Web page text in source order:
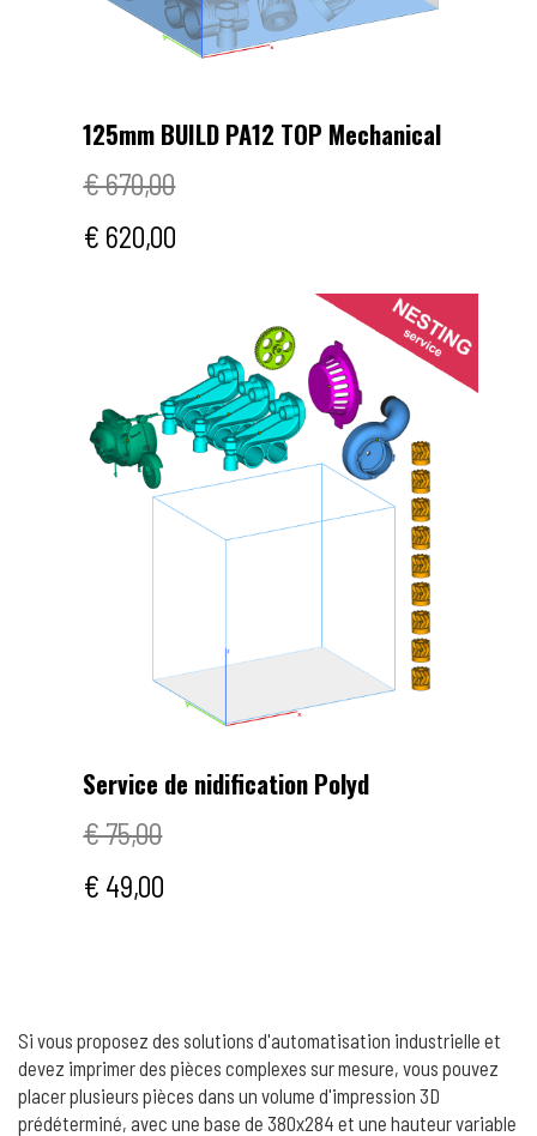
125mm BUILD PA12 TOP Mechanical
€ 670,00
€ 620,00
Service de nidification Polyd
€ 75,00
€ 49,00
Si vous proposez des solutions d'automatisation industrielle et
devez imprimer des pièces complexes sur mesure, vous pouvez
placer plusieurs pièces dans un volume d'impression 3D
prédéterminé, avec une base de 380x284 et une hauteur variable